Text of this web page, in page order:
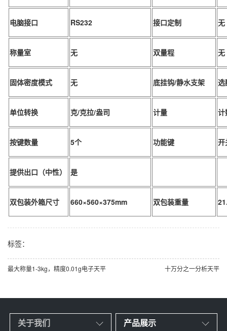
电脑接口 RS232 接口定制 无
称量室 无 双量程 无
固体密度模式 无 底挂钩/静水支架 选
单位转换 克/克拉/盎司 计量 计
按键数量 5个 功能键 开
提供出口（中性） 是
双包装外箱尺寸 660×560×375mm 双包装重量
标签：
最大称量1-3kg，精度0.01g电子天平 十万分之一分析天平
关于我们 产品展示